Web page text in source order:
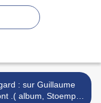
Guillaume
.( album, Stoemp )